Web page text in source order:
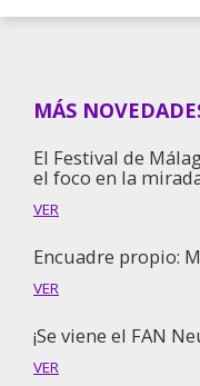
MÁS
El Festival de
el foco en la
VER
Encuadre propio:
VER
¡Se viene el FAN
VER